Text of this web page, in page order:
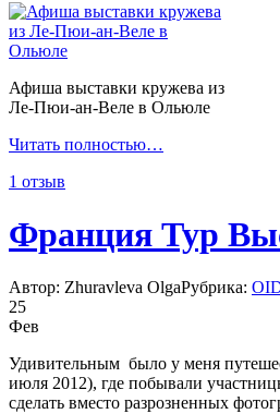
Афиша выставки кружева из
Ле-Пюи-ан-Веле в Ольюле
Читать полностью…
1 отзыв
Франция Тур
Автор: Zhuravleva OlgaРубрика:
25
Фев
Удивительным было у меня
июля 2012), где побывали
сделать вместо разрозненных